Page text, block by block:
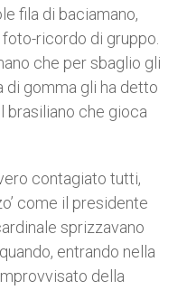
fila di baciamano,
ricordo di gruppo.
che per sbaglio gli
di gomma gli ha detto
brasiliano che gioca
contagiato tutti,
come il presidente
sprizzavano
entrando nella
della